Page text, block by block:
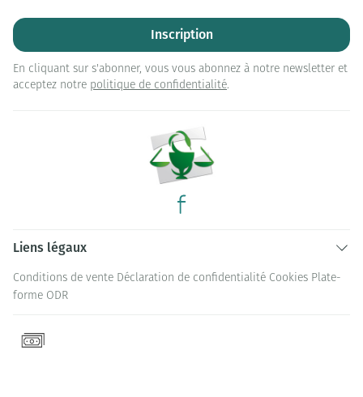
Inscription
En cliquant sur s'abonner, vous vous abonnez à notre newsletter et
acceptez notre politique de confidentialité.
Liens légaux
Conditions de vente Déclaration de confidentialité Cookies Plate-
forme ODR